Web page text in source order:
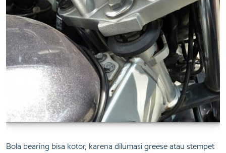
Bola bearing bisa kotor, karena dilumasi greese atau stempet